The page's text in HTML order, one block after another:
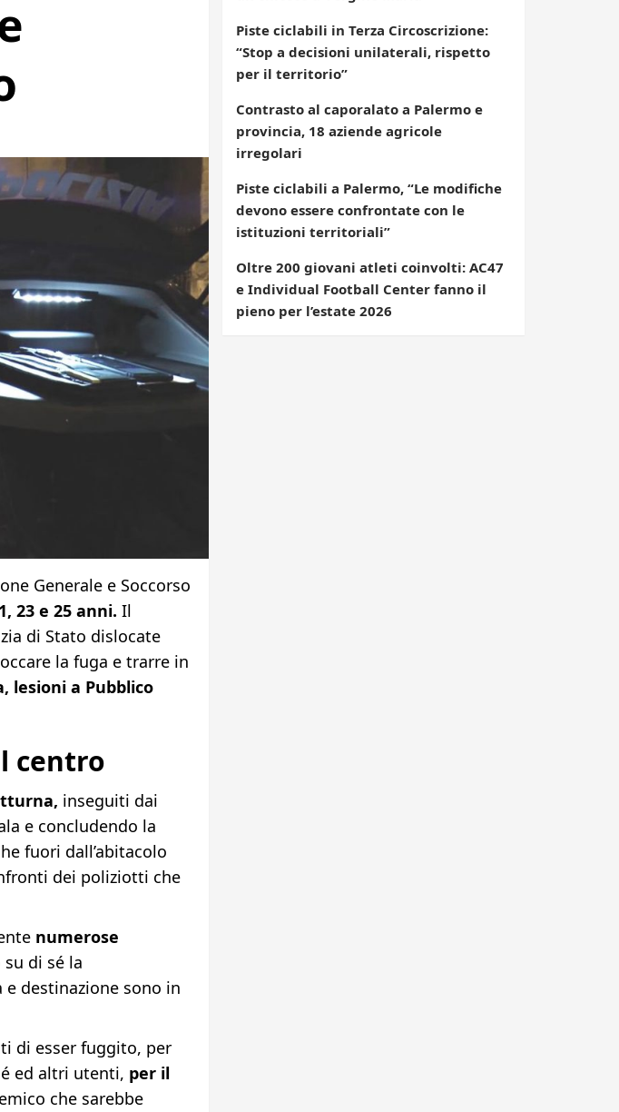
Generale e Soccorso
23 e 25 anni. Il
di Stato dislocate
la fuga e trarre in
lesioni a Pubblico
centro
inseguiti dai
e concludendo la
fuori dall’abitacolo
dei poliziotti che
numerose
di sé la
destinazione sono in
di esser fuggito, per
ed altri utenti, per il
che sarebbe
Piste ciclabili in Terza Circoscrizione:
“Stop a decisioni unilaterali, rispetto
per il territorio”
Contrasto al caporalato a Palermo e
provincia, 18 aziende agricole
irregolari
Piste ciclabili a Palermo, “Le modifiche
devono essere confrontate con le
istituzioni territoriali”
Oltre 200 giovani atleti coinvolti: AC47
e Individual Football Center fanno il
pieno per l’estate 2026